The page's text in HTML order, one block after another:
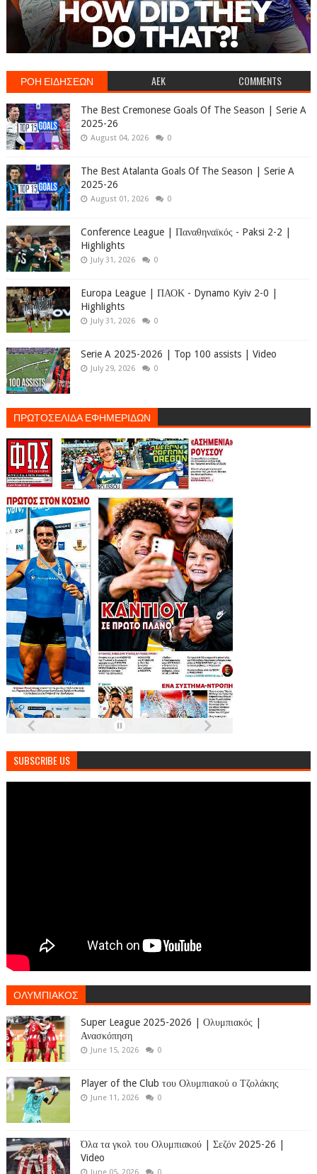
ΡΟΗ ΕΙΔΗΣΕΩΝ AEK COMMENTS
The Best Cremonese Goals Of The Season | Serie A
2025-26
August 04, 2026 0
The Best Atalanta Goals Of The Season | Serie A
2025-26
August 01, 2026 0
Conference League | Παναθηναϊκός - Paksi 2-2 |
Highlights
July 31, 2026 0
Europa League | ΠΑΟΚ - Dynamo Kyiv 2-0 |
Highlights
July 31, 2026 0
Serie A 2025-2026 | Top 100 assists | Video
July 29, 2026 0
ΠΡΩΤΟΣΕΛΙΔΑ ΕΦΗΜΕΡΙΔΩΝ
SUBSCRIBE US
ΟΛΥΜΠΙΑΚΟΣ
Super League 2025-2026 | Ολυμπιακός |
Ανασκόπηση
June 15, 2026 0
Player of the Club του Ολυμπιακού ο Τζολάκης
June 11, 2026 0
Όλα τα γκολ του Ολυμπιακού | Σεζόν 2025-26 |
Video